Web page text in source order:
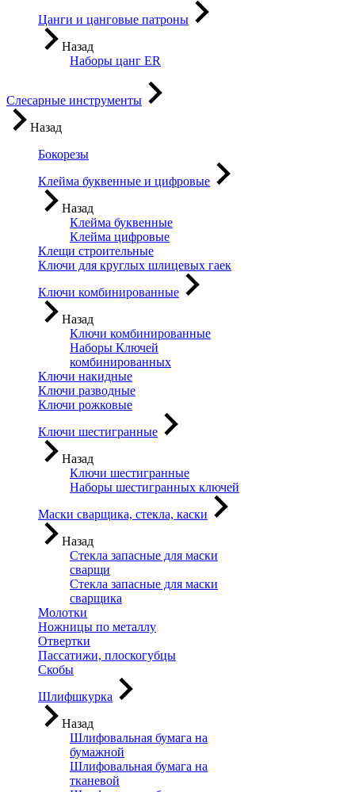
Цанги и цанговые патроны
Назад
Наборы цанг ER
Слесарные инструменты
Назад
Бокорезы
Клейма буквенные и цифровые
Назад
Клейма буквенные
Клейма цифровые
Клещи строительные
Ключи для круглых шлицевых гаек
Ключи комбинированные
Назад
Ключи комбинированные
Наборы Ключей
комбинированных
Ключи накидные
Ключи разводные
Ключи рожковые
Ключи шестигранные
Назад
Ключи шестигранные
Наборы шестигранных ключей
Маски сварщика, стекла, каски
Назад
Стекла запасные для маски
сварщи
Стекла запасные для маски
сварщика
Молотки
Ножницы по металлу
Отвертки
Пассатижи, плоскогубцы
Скобы
Шлифшкурка
Назад
Шлифовальная бумага на
бумажной
Шлифовальная бумага на
тканевой